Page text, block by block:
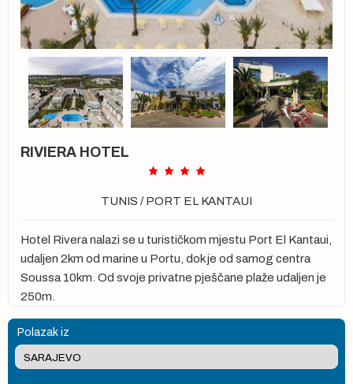
RIVIERA HOTEL
TUNIS /PORT EL KANTAUI
Hotel Rivera nalazi se u turističkom mjestu Port El Kantaui,
udaljen 2km od marine u Portu, dok je od samog centra
Soussa 10km. Od svoje privatne pješčane plaže udaljen je
250m.
Polazak iz